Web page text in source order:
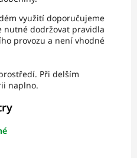
využití doporučujeme
nutné dodržovat pravidla
provozu a není vhodné
Při delším
naplno.